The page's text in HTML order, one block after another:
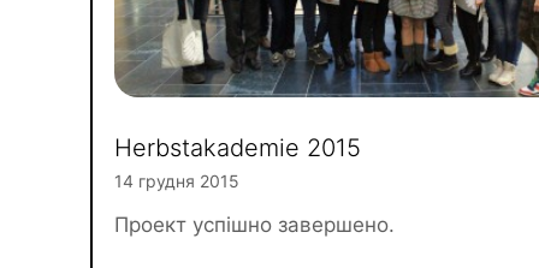
Herbstakademie 2015
14 грудня 2015
Проект успішно завершено.